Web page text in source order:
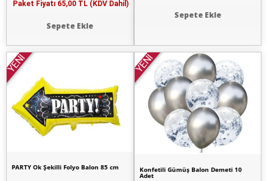
Paket Fiyatı 65,00 TL (KDV Dahil)
Sepete Ekle
Sepete Ekle
YENİ
PARTY Ok Şekilli Folyo Balon 85 cm
YENİ
Konfetili Gümüş Balon Demeti 10
Adet